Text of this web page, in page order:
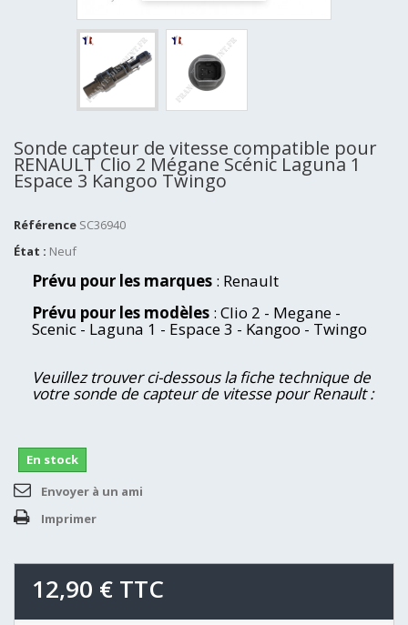
Sonde capteur de vitesse compatible pour
RENAULT Clio 2 Mégane Scénic Laguna 1
Espace 3 Kangoo Twingo
Référence SC36940
État : Neuf
Prévu pour les marques : Renault
Prévu pour les modèles : Clio 2 - Megane -
Scenic - Laguna 1 - Espace 3 - Kangoo - Twingo
Veuillez trouver ci-dessous la fiche technique de
votre sonde de capteur de vitesse pour Renault :
En stock
Envoyer à un ami
Imprimer
12,90 € TTC